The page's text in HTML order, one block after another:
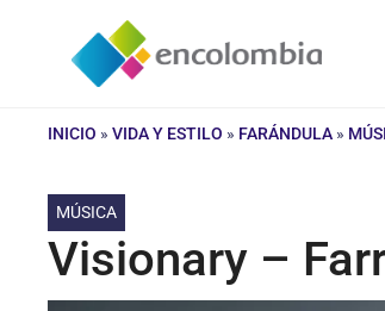
contenido
INICIO » VIDA Y ESTILO » FARÁNDULA »
MÚSICA
Visionary –